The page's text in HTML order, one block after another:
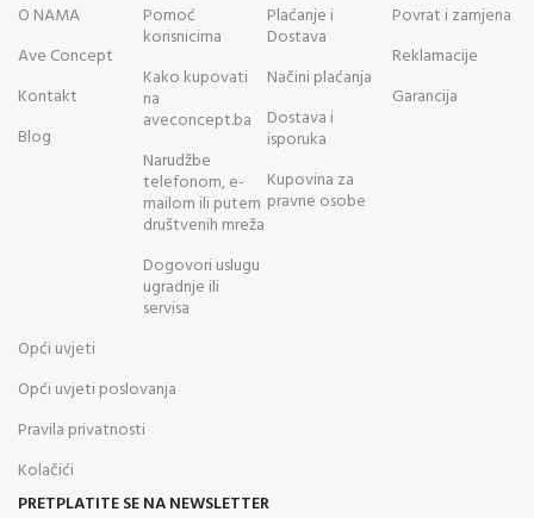
O NAMA
Ave Concept
Kontakt
Blog
Pomoć
korisnicima
Kako kupovati
na
aveconcept.ba
Narudžbe
telefonom, e-
mailom ili putem
društvenih mreža
Dogovori uslugu
ugradnje ili
servisa
Plaćanje i
Dostava
Načini plaćanja
Dostava i
isporuka
Kupovina za
pravne osobe
Povrat i zamjena
Reklamacije
Garancija
Opći uvjeti
Opći uvjeti poslovanja
Pravila privatnosti
Kolačići
PRETPLATITE SE NA NEWSLETTER